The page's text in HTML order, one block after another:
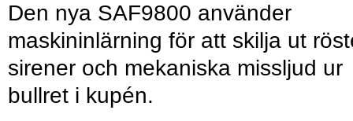
Den nya SAF9800 använder
maskininlärning för att skilja ut
sirener och mekaniska missljud ur
bullret i kupén.